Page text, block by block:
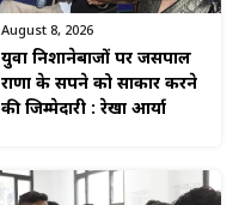
August 8, 2026
युवा निशानेबाजों पर जसपाल
राणा के सपने को साकार करने
की जिम्मेदारी : रेखा आर्या